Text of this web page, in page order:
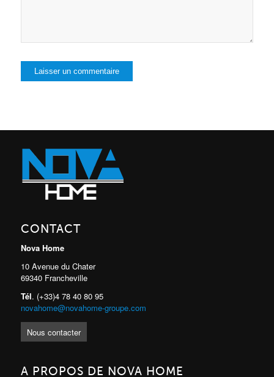
CONTACT
Nova Home
10 Avenue du Chater
69340 Francheville
Tél. (+33)4 78 40 80 95
novahome@novahome-groupe.com
Nous contacter
A PROPOS DE NOVA HOME